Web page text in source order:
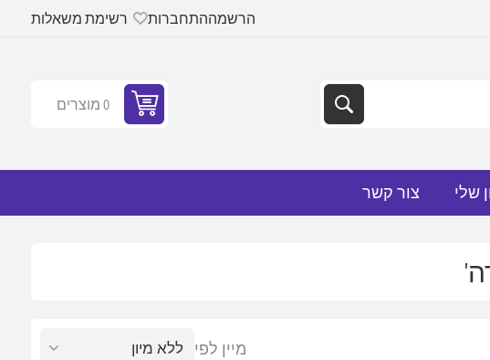
הרשמההתחברות רשימת משאלות
0 מוצרים
שלי צור קשר
מיין לפי